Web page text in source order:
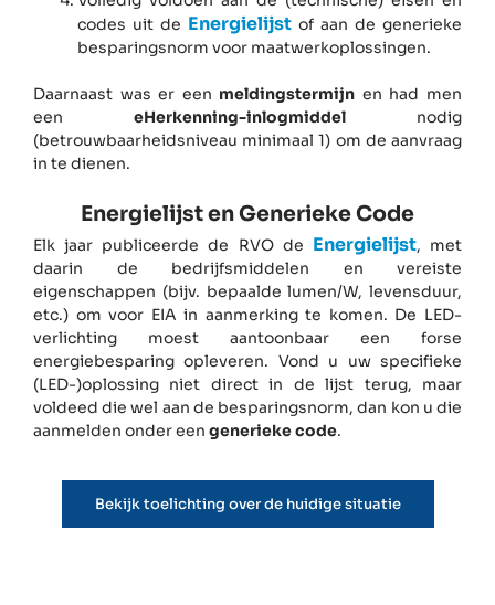
codes uit de Energielijst of aan de generieke
besparingsnorm voor maatwerkoplossingen.
Daarnaast was er een meldingstermijn en had men
een eHerkenning-inlogmiddel nodig
(betrouwbaarheidsniveau minimaal 1) om de aanvraag
in te dienen.
Energielijst en Generieke Code
Elk jaar publiceerde de RVO de Energielijst, met
daarin de bedrijfsmiddelen en vereiste
eigenschappen (bijv. bepaalde lumen/W, levensduur,
etc.) om voor EIA in aanmerking te komen. De LED-
verlichting moest aantoonbaar een forse
energiebesparing opleveren. Vond u uw specifieke
(LED-)oplossing niet direct in de lijst terug, maar
voldeed die wel aan de besparingsnorm, dan kon u die
aanmelden onder een generieke code.
Bekijk toelichting over de huidige situatie